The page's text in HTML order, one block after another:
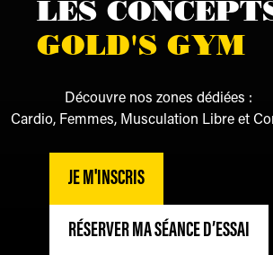
LES
GOLD'S GYM
Découvre nos zones dédiées :
Cardio, Femmes, Musculation Libre et
JE M'INSCRIS
RÉSERVER MA SÉANCE D’ESSAI